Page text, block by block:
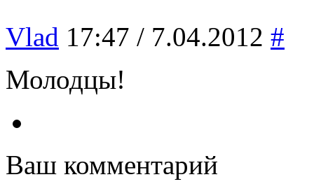
Vlad 17:47 / 7.04.2012 #
Молодцы!
Ваш комментарий